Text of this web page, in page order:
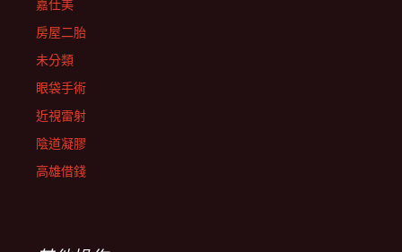
嘉仕美
房屋二胎
未分類
眼袋手術
近視雷射
陰道凝膠
高雄借錢